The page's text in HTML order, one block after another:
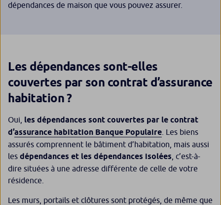
dépendances de maison que vous pouvez assurer.
Les dépendances sont-elles
couvertes par son contrat d’assurance
habitation ?
Oui, les dépendances sont couvertes par le contrat
d’assurance habitation Banque Populaire . Les biens
assurés comprennent le bâtiment d’habitation, mais aussi
les dépendances et les dépendances isolées , c’est-à-
dire situées à une adresse différente de celle de votre
résidence.
Les murs, portails et clôtures sont protégés, de même que